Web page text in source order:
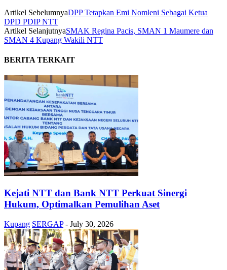
Artikel SebelumnyaDPP Tetapkan Emi Nomleni Sebagai Ketua
DPD PDIP NTT
Artikel SelanjutnyaSMAK Regina Pacis, SMAN 1 Maumere dan
SMAN 4 Kupang Wakili NTT
BERITA TERKAIT
Kejati NTT dan Bank NTT Perkuat Sinergi
Hukum, Optimalkan Pemulihan Aset
Kupang SERGAP - July 30, 2026